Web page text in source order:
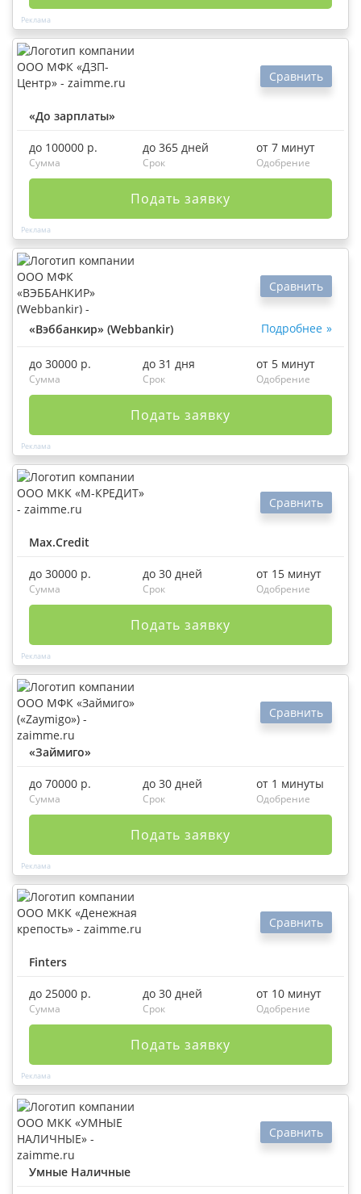
«До зарплаты»
Сравнить
до 100000 р.
Сумма
до 365 дней
Срок
от 7 минут
Одобрение
Подать заявку
«Вэббанкир» (Webbankir) Подробнее
Сравнить
до 30000 р.
Сумма
до 31 дня
Срок
от 5 минут
Одобрение
Подать заявку
Max.Credit
Сравнить
до 30000 р.
Сумма
до 30 дней
Срок
от 15 минут
Одобрение
Подать заявку
«Займиго»
Сравнить
до 70000 р.
Сумма
до 30 дней
Срок
от 1 минуты
Одобрение
Подать заявку
Finters
Сравнить
до 25000 р.
Сумма
до 30 дней
Срок
от 10 минут
Одобрение
Подать заявку
Умные Наличные
Сравнить